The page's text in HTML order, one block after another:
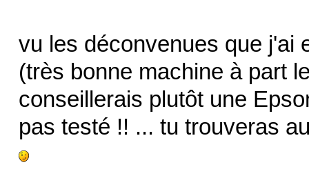
vu les déconvenues que j'ai
(très bonne machine à part
conseillerais plutôt une
pas testé !! ... tu trouveras